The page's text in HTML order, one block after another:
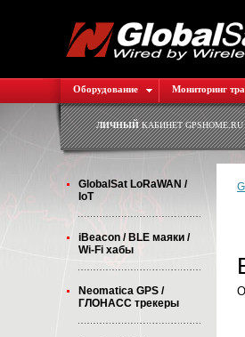
Оборудование Мониторинг
ЛИЧНЫЙКАБИНЕТ GPSHOME.RU
GlobalSat LoRaWAN /
IoT
iBeacon / BLE маяки /
Wi-Fi хабы
Neomatica GPS /
ГЛОНАСС трекеры